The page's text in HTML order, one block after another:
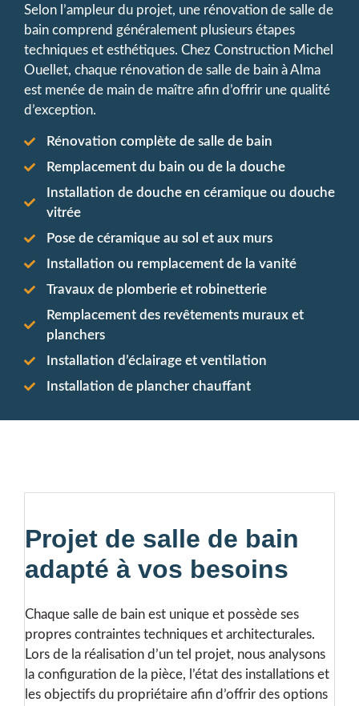
Selon l’ampleur du projet, une rénovation de salle de
bain comprend généralement plusieurs étapes
techniques et esthétiques. Chez Construction Michel
Ouellet, chaque rénovation de salle de bain à Alma
est menée de main de maître afin d’offrir une qualité
d’exception.
Rénovation complète de salle de bain
Remplacement du bain ou de la douche
Installation de douche en céramique ou douche
vitrée
Pose de céramique au sol et aux murs
Installation ou remplacement de la vanité
Travaux de plomberie et robinetterie
Remplacement des revêtements muraux et
planchers
Installation d’éclairage et ventilation
Installation de plancher chauffant
Projet de salle de bain
adapté à vos besoins
Chaque salle de bain est unique et possède ses
propres contraintes techniques et architecturales.
Lors de la réalisation d’un tel projet, nous analysons
la configuration de la pièce, l’état des installations et
les objectifs du propriétaire afin d’offrir des options